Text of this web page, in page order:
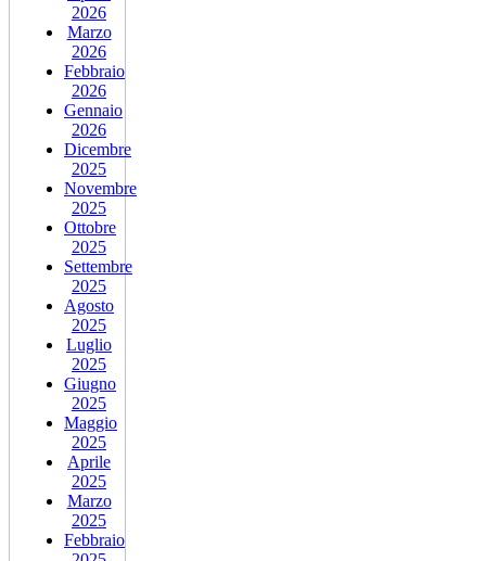
2026
Marzo
2026
Febbraio
2026
Gennaio
2026
Dicembre
2025
Novembre
2025
Ottobre
2025
Settembre
2025
Agosto
2025
Luglio
2025
Giugno
2025
Maggio
2025
Aprile
2025
Marzo
2025
Febbraio